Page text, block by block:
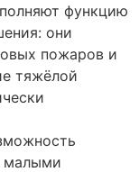
функцию
они
пожаров и
тяжёлой
малыми